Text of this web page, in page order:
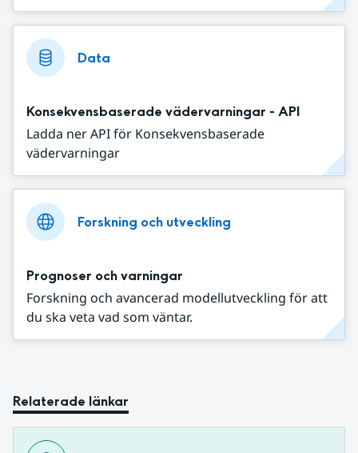
Data
Konsekvensbaserade vädervarningar - API
Ladda ner API för Konsekvensbaserade
vädervarningar
Forskning och utveckling
Prognoser och varningar
Forskning och avancerad modellutveckling för att
du ska veta vad som väntar.
Relaterade länkar